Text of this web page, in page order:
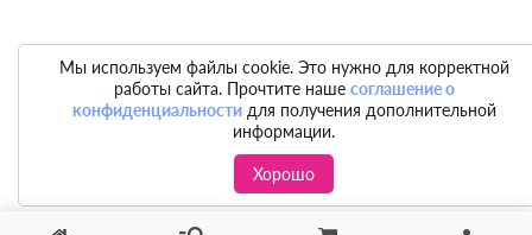
Мы используем файлы cookie. Это нужно для корректной
работы сайта. Прочтите наше соглашение о
конфиденциальностидля получения дополнительной
информации.
Хорошо